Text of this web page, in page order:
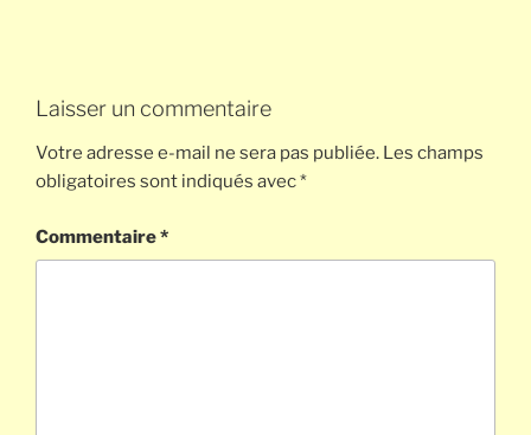
Laisser un commentaire
Votre adresse e-mail ne sera pas publiée. Les champs
obligatoires sont indiqués avec*
Commentaire*